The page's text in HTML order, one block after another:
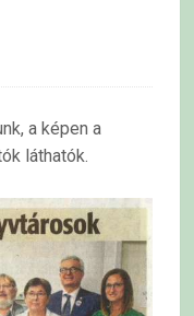
a képen a
láthatók.